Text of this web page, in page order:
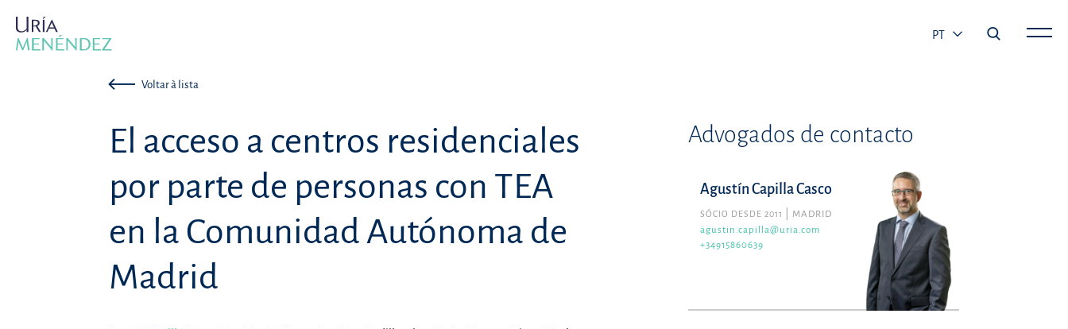
PT
Voltar à lista
El acceso a centros residenciales
por parte de personas con TEA
en la Comunidad Autónoma de
Madrid
Advogados de contacto
Agustín Capilla Casco
SÓCIO DESDE 2011
MADRID
agustin.capilla@uria.com
+34915860639